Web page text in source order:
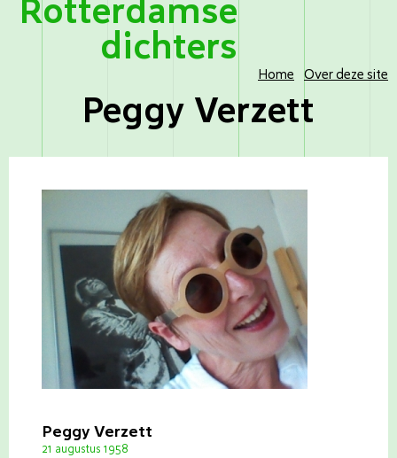
Rotterdamse
dichters
Home Over deze site
Peggy Verzett
Peggy Verzett
21 augustus 1958